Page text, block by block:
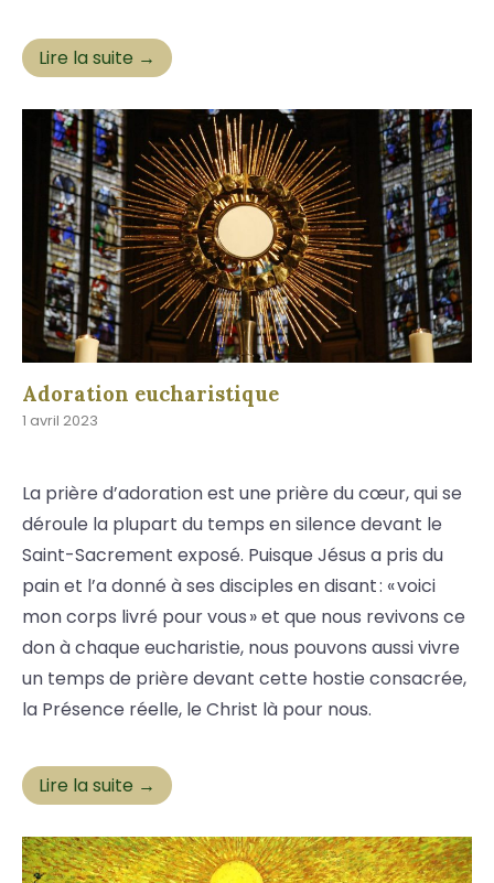
Lire la suite →
Adoration eucharistique
1 avril 2023
La prière d’adoration est une prière du cœur, qui se
déroule la plupart du temps en silence devant le
Saint-Sacrement exposé. Puisque Jésus a pris du
pain et l’a donné à ses disciples en disant : « voici
mon corps livré pour vous » et que nous revivons ce
don à chaque eucharistie, nous pouvons aussi vivre
un temps de prière devant cette hostie consacrée,
la Présence réelle, le Christ là pour nous.
Lire la suite →